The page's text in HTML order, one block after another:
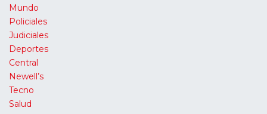
Mundo
Policiales
Judiciales
Deportes
Central
Newell’s
Tecno
Salud